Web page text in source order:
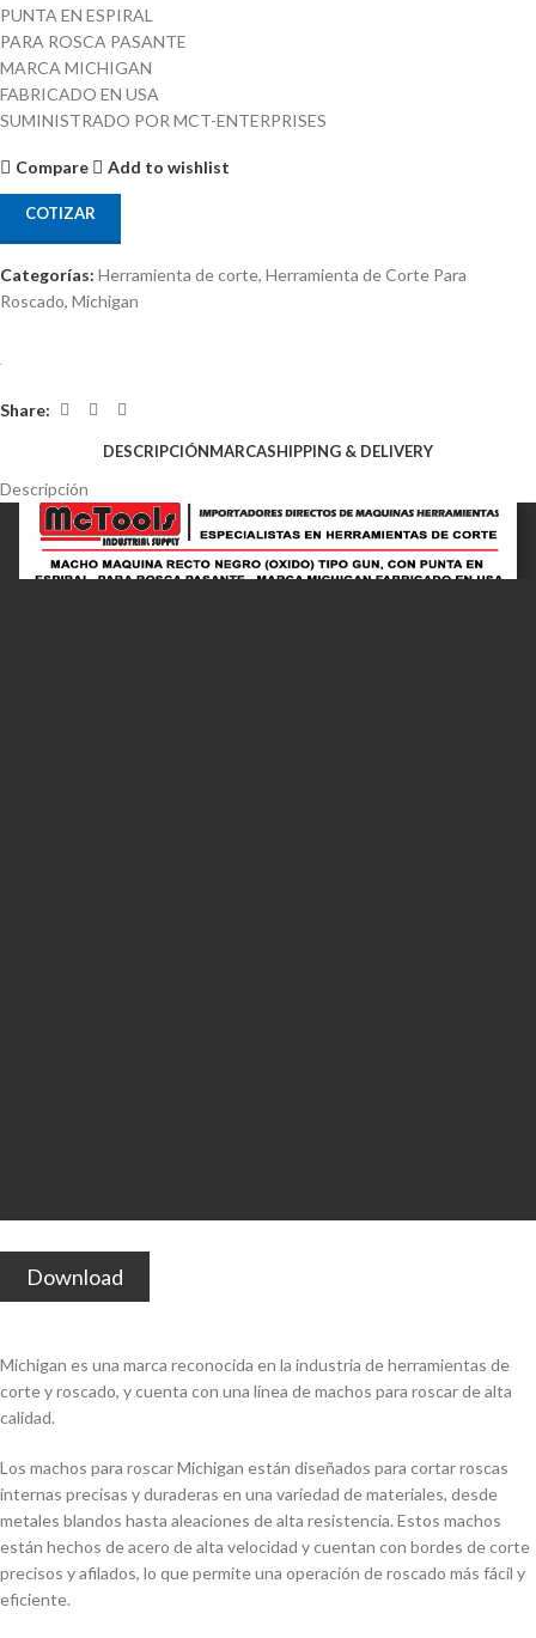
PUNTA EN ESPIRAL
PARA ROSCA PASANTE
MARCA MICHIGAN
FABRICADO EN USA
SUMINISTRADO POR MCT-ENTERPRISES
Compare Add to wishlist
COTIZAR
Categorías: Herramienta de corte, Herramienta de Corte Para
Roscado, Michigan
Share:
DESCRIPCIÓNMARCASHIPPING & DELIVERY
Descripción
Download
Michigan es una marca reconocida en la industria de herramientas de
corte y roscado, y cuenta con una lí­nea de machos para roscar de alta
calidad.
Los machos para roscar Michigan están diseñados para cortar roscas
internas precisas y duraderas en una variedad de materiales, desde
metales blandos hasta aleaciones de alta resistencia. Estos machos
están hechos de acero de alta velocidad y cuentan con bordes de corte
precisos y afilados, lo que permite una operación de roscado más fácil y
eficiente.